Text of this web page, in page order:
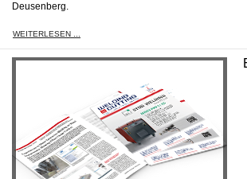
Deusenberg.
WEITERLESEN ...